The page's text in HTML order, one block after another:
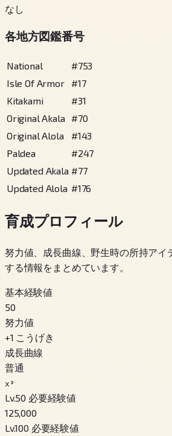
なし
各地方図鑑番号
National #753
Isle Of Armor #17
Kitakami
#31
Original Akala #70
Original Alola
#143
Paldea
#247
Updated Akala #77
Updated Alola #176
育成プロフィール
努力値、成長曲線、野生時の所持アイ
する情報をまとめています。
基本経験値
50
努力値
+1 こうげき
成長曲線
普通
x³
Lv.50 必要経験値
125,000
Lv.100 必要経験値